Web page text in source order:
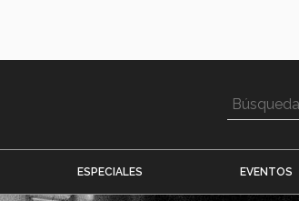
ESPECIALES EVENTOS